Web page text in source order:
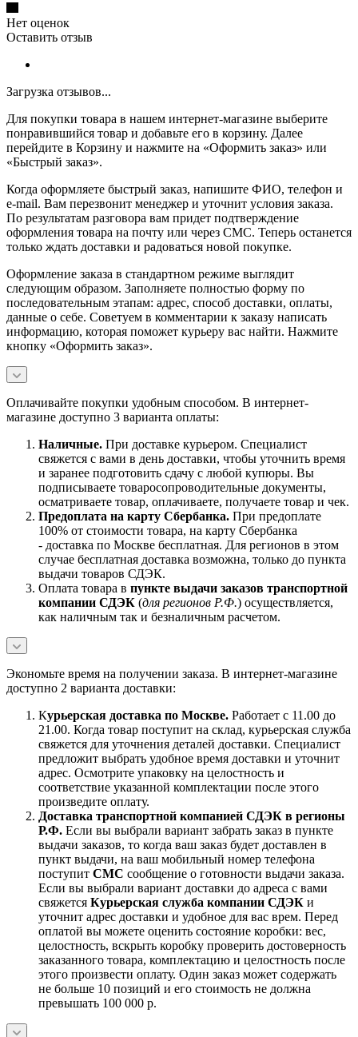
Нет оценок
Оставить отзыв
Загрузка отзывов...
Для покупки товара в нашем интернет-магазине выберите
понравившийся товар и добавьте его в корзину. Далее
перейдите в Корзину и нажмите на «Оформить заказ» или
«Быстрый заказ».
Когда оформляете быстрый заказ, напишите ФИО, телефон и
e-mail. Вам перезвонит менеджер и уточнит условия заказа.
По результатам разговора вам придет подтверждение
оформления товара на почту или через СМС. Теперь останется
только ждать доставки и радоваться новой покупке.
Оформление заказа в стандартном режиме выглядит
следующим образом. Заполняете полностью форму по
последовательным этапам: адрес, способ доставки, оплаты,
данные о себе. Советуем в комментарии к заказу написать
информацию, которая поможет курьеру вас найти. Нажмите
кнопку «Оформить заказ».
Оплачивайте покупки удобным способом. В интернет-
магазине доступно 3 варианта оплаты:
Наличные. При доставке курьером. Специалист
свяжется с вами в день доставки, чтобы уточнить время
и заранее подготовить сдачу с любой купюры. Вы
подписываете товаросопроводительные документы,
осматриваете товар, оплачиваете, получаете товар и чек.
Предоплата на карту Сбербанка. При предоплате
100% от стоимости товара, на карту Сбербанка
- доставка по Москве бесплатная. Для регионов в этом
случае бесплатная доставка возможна, только до пункта
выдачи товаров СДЭК.
Оплата товара в пункте выдачи заказов транспортной
компании СДЭК (для регионов Р.Ф.) осуществляется,
как наличным так и безналичным расчетом.
Экономьте время на получении заказа. В интернет-магазине
доступно 2 варианта доставки:
Курьерская доставка по Москве. Работает с 11.00 до
21.00. Когда товар поступит на склад, курьерская служба
свяжется для уточнения деталей доставки. Специалист
предложит выбрать удобное время доставки и уточнит
адрес. Осмотрите упаковку на целостность и
соответствие указанной комплектации после этого
произведите оплату.
Доставка транспортной компанией СДЭК в регионы
Р.Ф. Если вы выбрали вариант забрать заказ в пункте
выдачи заказов, то когда ваш заказ будет доставлен в
пункт выдачи, на ваш мобильный номер телефона
поступит СМС сообщение о готовности выдачи заказа.
Если вы выбрали вариант доставки до адреса с вами
свяжется Курьерская служба компании СДЭК и
уточнит адрес доставки и удобное для вас врем. Перед
оплатой вы можете оценить состояние коробки: вес,
целостность, вскрыть коробку проверить достоверность
заказанного товара, комплектацию и целостность после
этого произвести оплату. Один заказ может содержать
не больше 10 позиций и его стоимость не должна
превышать 100 000 р.